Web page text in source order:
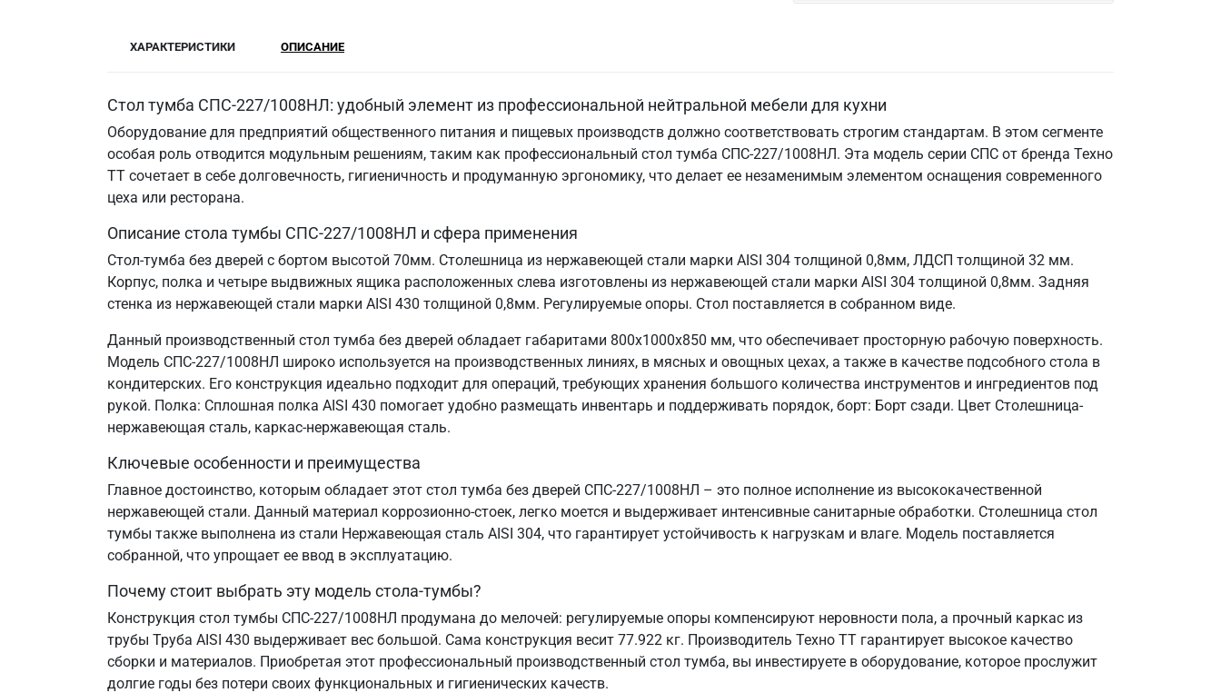
ХАРАКТЕРИСТИКИ ОПИСАНИЕ
Стол тумба СПС-227/1008НЛ: удобный элемент из профессиональной нейтральной мебели для кухни
Оборудование для предприятий общественного питания и пищевых производств должно соответствовать строгим стандартам. В этом сегменте
особая роль отводится модульным решениям, таким как профессиональный стол тумба СПС-227/1008НЛ. Эта модель серии СПС от бренда Техно
ТТ сочетает в себе долговечность, гигиеничность и продуманную эргономику, что делает ее незаменимым элементом оснащения современного
цеха или ресторана.
Описание стола тумбы СПС-227/1008НЛ и сфера применения
Стол-тумба без дверей с бортом высотой 70мм. Столешница из нержавеющей стали марки AISI 304 толщиной 0,8мм, ЛДСП толщиной 32 мм.
Корпус, полка и четыре выдвижных ящика расположенных слева изготовлены из нержавеющей стали марки AISI 304 толщиной 0,8мм. Задняя
стенка из нержавеющей стали марки AISI 430 толщиной 0,8мм. Регулируемые опоры. Стол поставляется в собранном виде.
Данный производственный стол тумба без дверей обладает габаритами 800х1000х850 мм, что обеспечивает просторную рабочую поверхность.
Модель СПС-227/1008НЛ широко используется на производственных линиях, в мясных и овощных цехах, а также в качестве подсобного стола в
кондитерских. Его конструкция идеально подходит для операций, требующих хранения большого количества инструментов и ингредиентов под
рукой. Полка: Сплошная полка AISI 430 помогает удобно размещать инвентарь и поддерживать порядок, борт: Борт сзади. Цвет Столешница-
нержавеющая сталь, каркас-нержавеющая сталь.
Ключевые особенности и преимущества
Главное достоинство, которым обладает этот стол тумба без дверей СПС-227/1008НЛ – это полное исполнение из высококачественной
нержавеющей стали. Данный материал коррозионно-стоек, легко моется и выдерживает интенсивные санитарные обработки. Столешница стол
тумбы также выполнена из стали Нержавеющая сталь AISI 304, что гарантирует устойчивость к нагрузкам и влаге. Модель поставляется
собранной, что упрощает ее ввод в эксплуатацию.
Почему стоит выбрать эту модель стола-тумбы?
Конструкция стол тумбы СПС-227/1008НЛ продумана до мелочей: регулируемые опоры компенсируют неровности пола, а прочный каркас из
трубы Труба AISI 430 выдерживает вес большой. Сама конструкция весит 77.922 кг. Производитель Техно ТТ гарантирует высокое качество
сборки и материалов. Приобретая этот профессиональный производственный стол тумба, вы инвестируете в оборудование, которое прослужит
долгие годы без потери своих функциональных и гигиенических качеств.